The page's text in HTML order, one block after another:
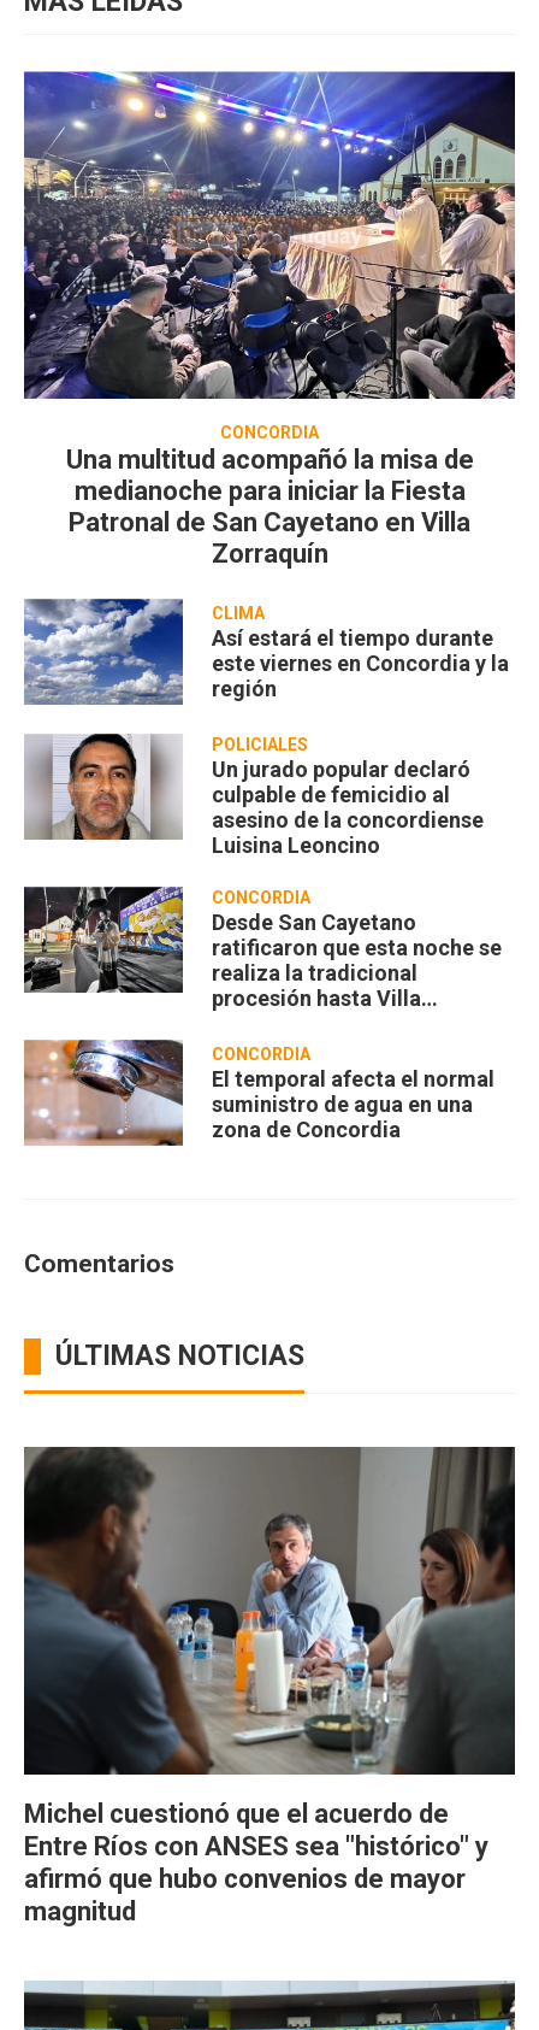
CONCORDIA
Una multitud acompañó la misa de
medianoche para iniciar la Fiesta
Patronal de San Cayetano en Villa
Zorraquín
CLIMA
Así estará el tiempo durante
este viernes en Concordia y la
región
POLICIALES
Un jurado popular declaró
culpable de femicidio al
asesino de la concordiense
Luisina Leoncino
CONCORDIA
Desde San Cayetano
ratificaron que esta noche se
realiza la tradicional
procesión hasta Villa
CONCORDIA
El temporal afecta el normal
suministro de agua en una
zona de Concordia
Comentarios
ÚLTIMAS NOTICIAS
Michel cuestionó que el acuerdo de
Entre Ríos con ANSES sea "histórico" y
afirmó que hubo convenios de mayor
magnitud